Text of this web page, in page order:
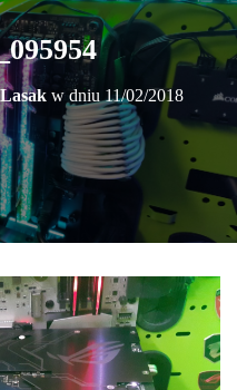
Z
N
A
G
C
Ę
w dniu 11/02/2018